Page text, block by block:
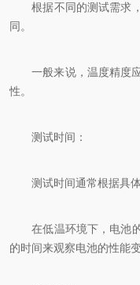
根据不同的测试需求，
同。
一般来说，温度精度应
性。
测试时间：
测试时间通常根据具体
在低温环境下，电池的
的时间来观察电池的性能变